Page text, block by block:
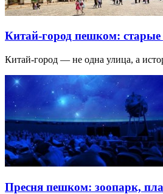
Китай-город пешком:
Китай-город — не одна улица, а
Пресня пешком: зоопарк,